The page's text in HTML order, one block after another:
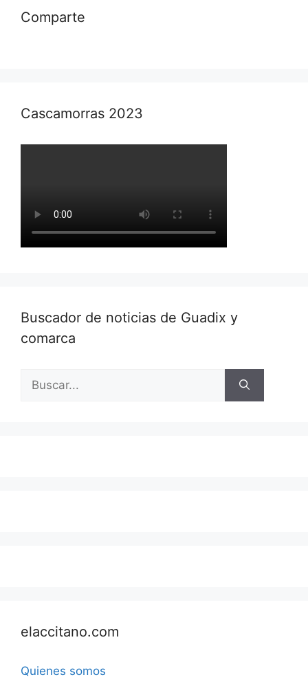
Comparte
Cascamorras 2023
Buscador de noticias de Guadix y
comarca
elaccitano.com
Quienes somos